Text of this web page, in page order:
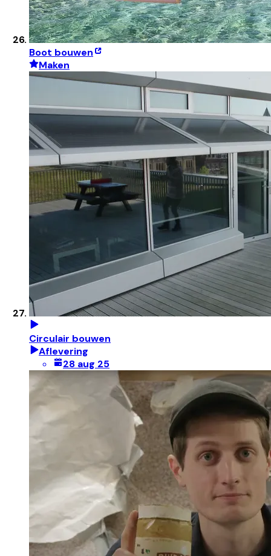
Boot bouwen
Maken
Circulair bouwen
Aflevering
28 aug 25